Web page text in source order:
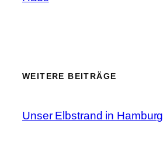
WEITERE BEITRÄGE
Unser Elbstrand in Hamburg